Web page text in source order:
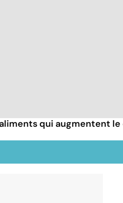
qui augmentent